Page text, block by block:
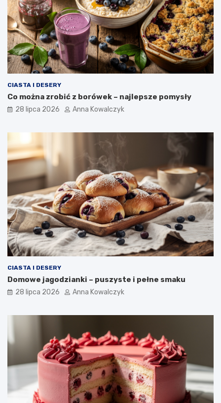
CIASTA I DESERY
Co można zrobić z borówek – najlepsze pomysły
28 lipca 2026 Anna Kowalczyk
CIASTA I DESERY
Domowe jagodzianki – puszyste i pełne smaku
28 lipca 2026 Anna Kowalczyk